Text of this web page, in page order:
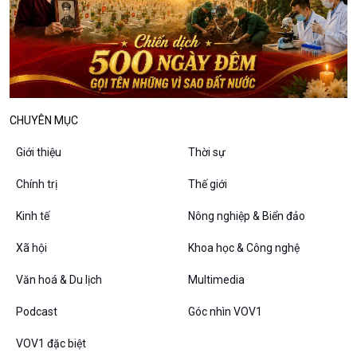
Câu chuyện thời sự
Dòng chảy sự kiện
Đối thoại
Diễn đàn chủ nhật
Chuyện đêm
VOV1 đặc biệt
Chân dung cuộc sống
CHUYÊN MỤC
Giới thiệu Thời sự
Chính trị Thế giới
Kinh tế Nông nghiệp & Biển đảo
Xã hội Khoa học & Công nghệ
Văn hoá & Du lịch Multimedia
Podcast Góc nhìn VOV1
VOV1 đặc biệt